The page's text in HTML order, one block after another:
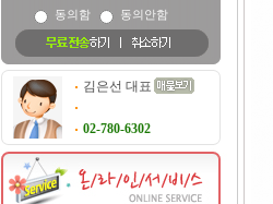
동의함
동의안함
김은선 대표
02-780-6302